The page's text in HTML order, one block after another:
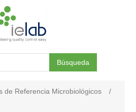
Búsqueda
de Referencia Microbiológicos
/